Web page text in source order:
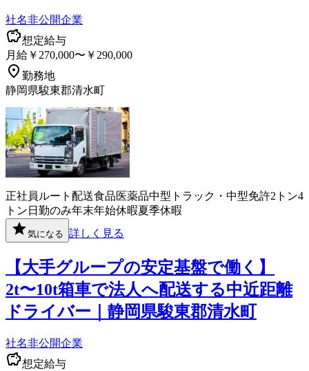
社名非公開企業
想定給与
月給￥270,000〜￥290,000
勤務地
静岡県駿東郡清水町
正社員 ルート配送食品医薬品中型トラック・中型免許2トン4
トン 日勤のみ年末年始休暇夏季休暇
気になる 詳しく見る
【大手グループの安定基盤で働く】
2t〜10t箱車で法人へ配送する中近距離
ドライバー｜静岡県駿東郡清水町
社名非公開企業
想定給与